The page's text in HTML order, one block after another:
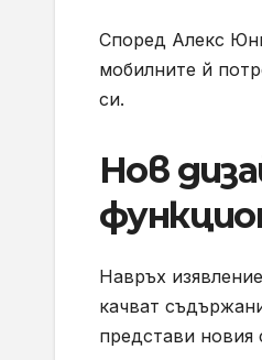
Според Алекс
мобилните й
си.
Нов
Навръх
качват
представи новия